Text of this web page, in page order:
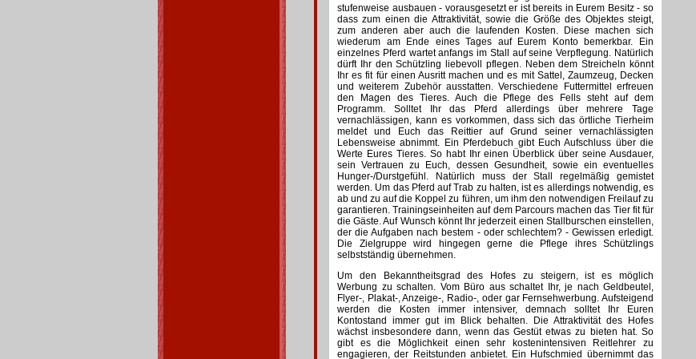
stufenweise ausbauen - vorausgesetzt er ist bereits in Eurem Besitz - so
dass zum einen die Attraktivität, sowie die Größe des Objektes steigt,
zum anderen aber auch die laufenden Kosten. Diese machen sich
wiederum am Ende eines Tages auf Eurem Konto bemerkbar. Ein
einzelnes Pferd wartet anfangs im Stall auf seine Verpflegung. Natürlich
dürft Ihr den Schützling liebevoll pflegen. Neben dem Streicheln könnt
Ihr es fit für einen Ausritt machen und es mit Sattel, Zaumzeug, Decken
und weiterem Zubehör ausstatten. Verschiedene Futtermittel erfreuen
den Magen des Tieres. Auch die Pflege des Fells steht auf dem
Programm. Solltet Ihr das Pferd allerdings über mehrere Tage
vernachlässigen, kann es vorkommen, dass sich das örtliche Tierheim
meldet und Euch das Reittier auf Grund seiner vernachlässigten
Lebensweise abnimmt. Ein Pferdebuch gibt Euch Aufschluss über die
Werte Eures Tieres. So habt Ihr einen Überblick über seine Ausdauer,
sein Vertrauen zu Euch, dessen Gesundheit, sowie ein eventuelles
Hunger-/Durstgefühl. Natürlich muss der Stall regelmäßig gemistet
werden. Um das Pferd auf Trab zu halten, ist es allerdings notwendig, es
ab und zu auf die Koppel zu führen, um ihm den notwendigen Freilauf zu
garantieren. Trainingseinheiten auf dem Parcours machen das Tier fit für
die Gäste. Auf Wunsch könnt Ihr jederzeit einen Stallburschen einstellen,
der die Aufgaben nach bestem - oder schlechtem? - Gewissen erledigt.
Die Zielgruppe wird hingegen gerne die Pflege ihres Schützlings
selbstständig übernehmen.
Um den Bekanntheitsgrad des Hofes zu steigern, ist es möglich
Werbung zu schalten. Vom Büro aus schaltet Ihr, je nach Geldbeutel,
Flyer-, Plakat-, Anzeige-, Radio-, oder gar Fernsehwerbung. Aufsteigend
werden die Kosten immer intensiver, demnach solltet Ihr Euren
Kontostand immer gut im Blick behalten. Die Attraktivität des Hofes
wächst insbesondere dann, wenn das Gestüt etwas zu bieten hat. So
gibt es die Möglichkeit einen sehr kostenintensiven Reitlehrer zu
engagieren, der Reitstunden anbietet. Ein Hufschmied übernimmt das